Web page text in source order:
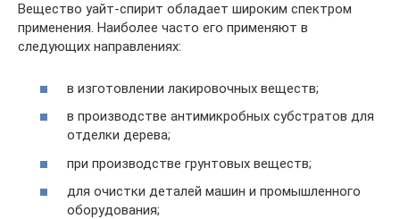
Вещество уайт-спирит обладает широким спектром
применения. Наиболее часто его применяют в
следующих направлениях:
в изготовлении лакировочных веществ;
в производстве антимикробных субстратов для
отделки дерева;
при производстве грунтовых веществ;
для очистки деталей машин и промышленного
оборудования;